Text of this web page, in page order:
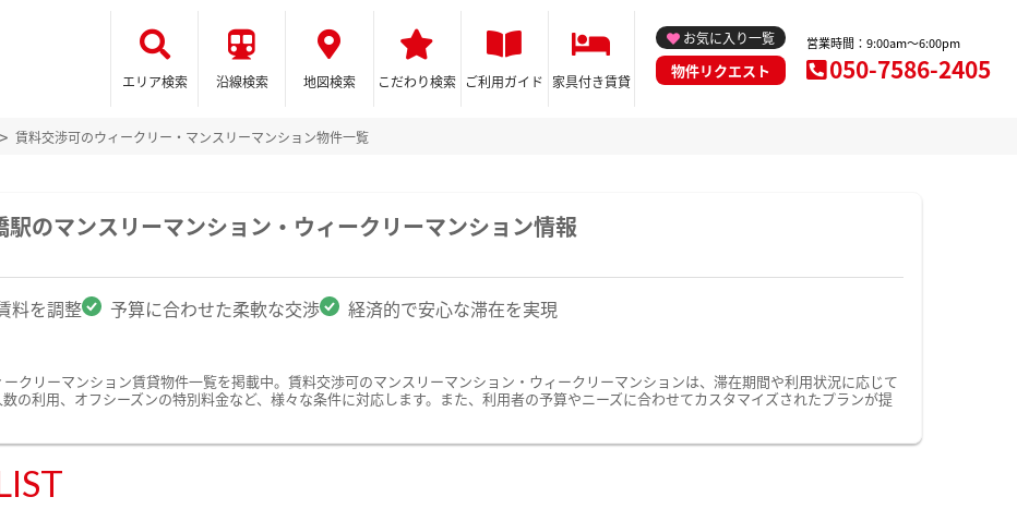
エリア検索 沿線検索 地図検索 こだわり検索 ご利用ガイド 家具付き賃貸
お気に入り一覧
物件リクエスト
営業時間：9:00am～6:00pm
050-7586-2405
賃料交渉可のウィークリー・マンスリーマンション物件一覧
のマンスリーマンション・ウィークリーマンション情報
料を調整 予算に合わせた柔軟な交渉 経済的で安心な滞在を実現
クリーマンション賃貸物件一覧を掲載中。賃料交渉可のマンスリーマンション・ウィークリーマンションは、滞在期間や利用状況に応じて
の利用、オフシーズンの特別料金など、様々な条件に対応します。また、利用者の予算やニーズに合わせてカスタマイズされたプランが提